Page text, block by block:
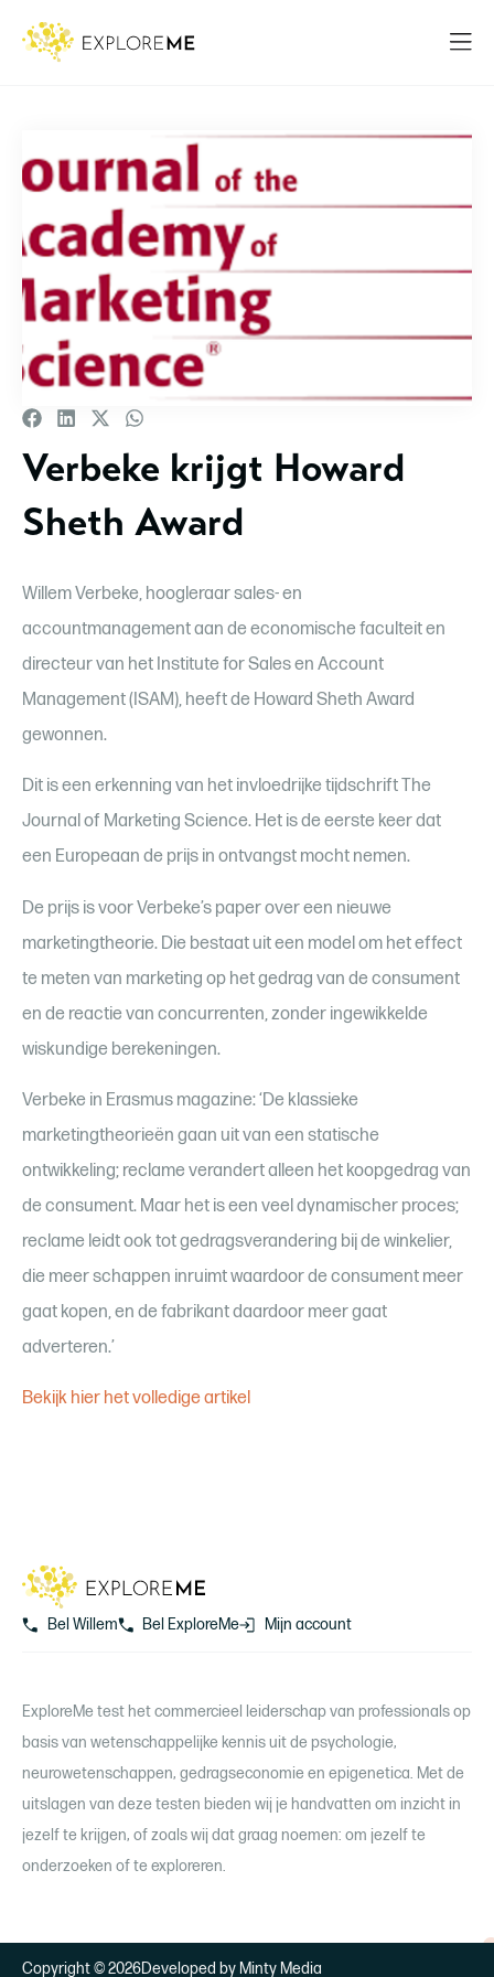
Verbeke krijgt Howard
Sheth Award
Willem Verbeke, hoogleraar sales- en
accountmanagement aan de economische faculteit en
directeur van het Institute for Sales en Account
Management (ISAM), heeft de Howard Sheth Award
gewonnen.
Dit is een erkenning van het invloedrijke tijdschrift The
Journal of Marketing Science. Het is de eerste keer dat
een Europeaan de prijs in ontvangst mocht nemen.
De prijs is voor Verbeke’s paper over een nieuwe
marketingtheorie. Die bestaat uit een model om het effect
te meten van marketing op het gedrag van de consument
en de reactie van concurrenten, zonder ingewikkelde
wiskundige berekeningen.
Verbeke in Erasmus magazine: ‘De klassieke
marketingtheorieën gaan uit van een statische
ontwikkeling; reclame verandert alleen het koopgedrag van
de consument. Maar het is een veel dynamischer proces;
reclame leidt ook tot gedragsverandering bij de winkelier,
die meer schappen inruimt waardoor de consument meer
gaat kopen, en de fabrikant daardoor meer gaat
adverteren.’
Bekijk hier het volledige artikel
Bel Willem Bel ExploreMe Mijn account
ExploreMe test het commercieel leiderschap van professionals op
basis van wetenschappelijke kennis uit de psychologie,
neurowetenschappen, gedragseconomie en epigenetica. Met de
uitslagen van deze testen bieden wij je handvatten om inzicht in
jezelf te krijgen, of zoals wij dat graag noemen: om jezelf te
onderzoeken of te exploreren.
Copyright © 2026Developed by Minty Media